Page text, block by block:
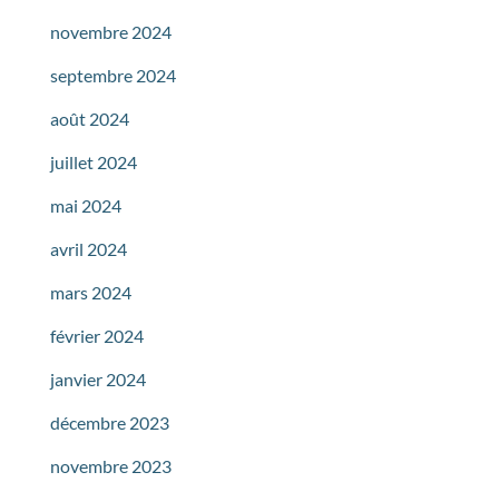
novembre 2024
septembre 2024
août 2024
juillet 2024
mai 2024
avril 2024
mars 2024
février 2024
janvier 2024
décembre 2023
novembre 2023